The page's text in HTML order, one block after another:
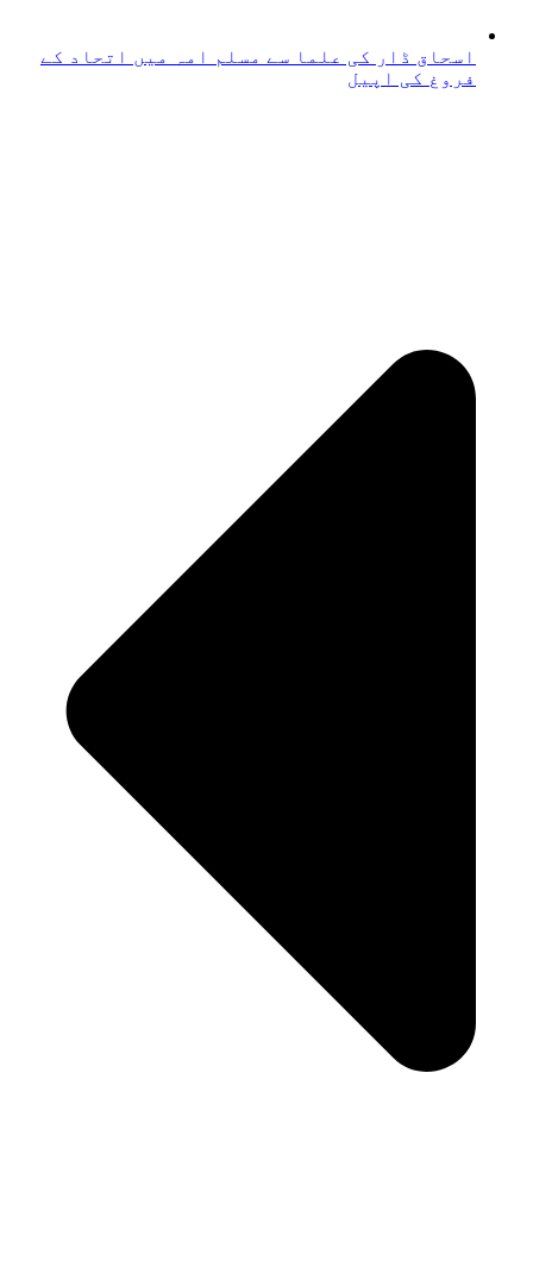
اسحاق ڈار کی علما سے مسلم امہ میں اتحاد کے
فروغ کی اپیل